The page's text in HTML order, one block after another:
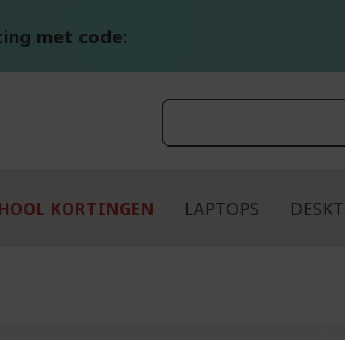
met code:
KORTINGEN LAPTOPS